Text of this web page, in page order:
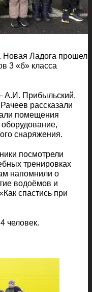
Новая Ладога прошел
3 «б» класса
А.И. Прибыльский,
рассказали
помещения
снаряжения.
посмотрели
тренировках
напомнили о
водоёмов и
спастись при
человек.